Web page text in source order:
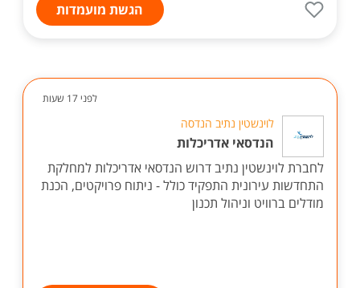
הגשת מועמדות
לפני 17 שעות
לוינשטין נתיב הנדסה
הנדסאי אדריכלות
לחברת לוינשטין נתיב דרוש הנדסאי אדריכלות למחלקת
התחדשות עירונית התפקיד כולל - ניתוח פרויקטים, הכנת
מודלים ברוויט וניהול תכנון